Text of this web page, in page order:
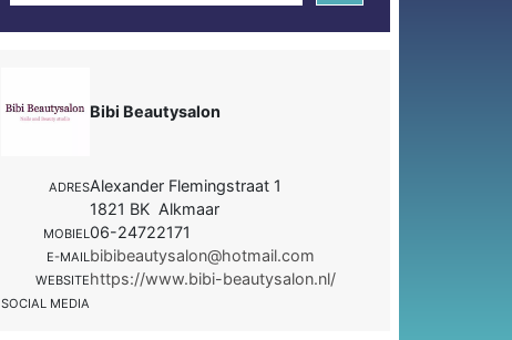
Bibi Beautysalon
ADRESAlexander Flemingstraat 1
1821 BK Alkmaar
MOBIEL06-24722171
E-MAILbibibeautysalon@hotmail.com
WEBSITEhttps://www.bibi-beautysalon.nl/
SOCIAL MEDIA